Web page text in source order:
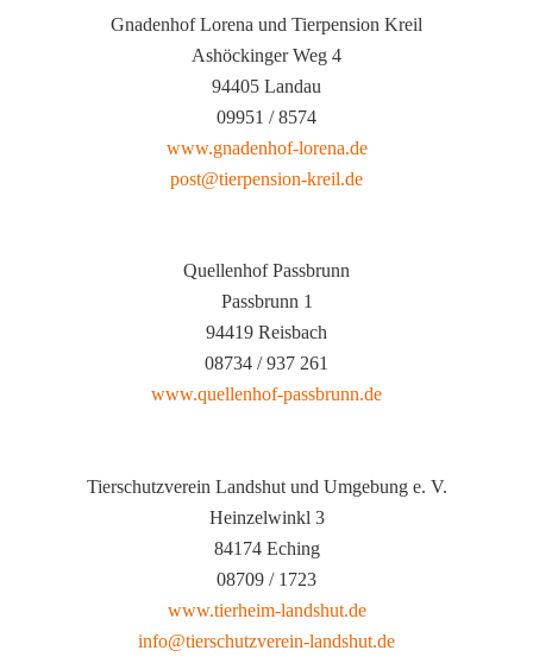
Gnadenhof Lorena und Tierpension Kreil
Ashöckinger Weg 4
94405 Landau
09951 / 8574
www.gnadenhof-lorena.de
post@tierpension-kreil.de
Quellenhof Passbrunn
Passbrunn 1
94419 Reisbach
08734 / 937 261
www.quellenhof-passbrunn.de
Tierschutzverein Landshut und Umgebung e. V.
Heinzelwinkl 3
84174 Eching
08709 / 1723
www.tierheim-landshut.de
info@tierschutzverein-landshut.de